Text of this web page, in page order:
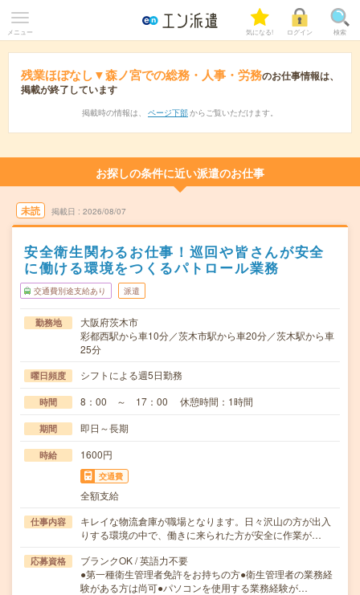
メニュー 気になる! ログイン 検索
残業ほぼなし▼森ノ宮での総務・人事・労務のお仕事情報は、
掲載が終了しています
掲載時の情報は、 ページ下部 からご覧いただけます。
お探しの条件に近い派遣のお仕事
未読 掲載日 2026/08/07
安全衛生関わるお仕事！巡回や皆さんが安全
に働ける環境をつくるパトロール業務
交通費別途支給あり 派遣
勤務地
大阪府茨木市
彩都西駅から車10分／茨木市駅から車20分／茨木駅から車
25分
曜日頻度 シフトによる週5日勤務
時間 8：00 ～ 17：00 休憩時間：1時間
期間 即日～長期
時給 1600円
交通費
全額支給
仕事内容
キレイな物流倉庫が職場となります。日々沢山の方が出入
りする環境の中で、働きに来られた方が安全に作業が…
応募資格
ブランクOK / 英語力不要
●第一種衛生管理者免許をお持ちの方●衛生管理者の業務経
験がある方は尚可●パソコンを使用する業務経験が…